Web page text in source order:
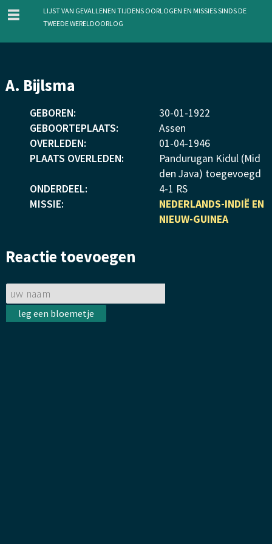
en
inhoud
menu
Lijst van gevallenen tijdens oorlogen en missies sinds de
Tweede Wereldoorlog
A. Bijlsma
GEBOREN: 30-01-1922
GEBOORTEPLAATS:
Assen
OVERLEDEN:
01-04-1946
PLAATS OVERLEDEN:
Pandurugan Kidul (Mid
den Java) toegevoegd
ONDERDEEL:
4-1 RS
MISSIE:
NEDERLANDS-INDIË EN
NIEUW-GUINEA
Reactie toevoegen